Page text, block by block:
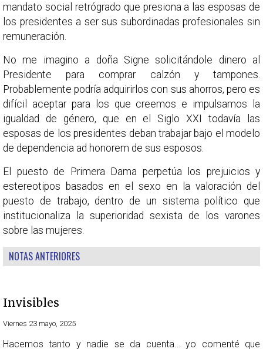
mandato social retrógrado que presiona a las esposas de
los presidentes a ser sus subordinadas profesionales sin
remuneración.
No me imagino a doña Signe solicitándole dinero al
Presidente para comprar calzón y tampones.
Probablemente podría adquirirlos con sus ahorros, pero es
difícil aceptar para los que creemos e impulsamos la
igualdad de género, que en el Siglo XXI todavía las
esposas de los presidentes deban trabajar bajo el modelo
de dependencia ad honorem de sus esposos.
El puesto de Primera Dama perpetúa los prejuicios y
estereotipos basados en el sexo en la valoración del
puesto de trabajo, dentro de un sistema político que
institucionaliza la superioridad sexista de los varones
sobre las mujeres.
NOTAS ANTERIORES
Invisibles
Viernes 23 mayo, 2025
Hacemos tanto y nadie se da cuenta… yo comenté que